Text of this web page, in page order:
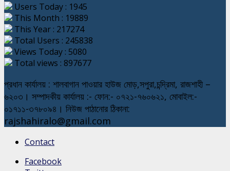
Users Today : 1945
This Month : 19889
This Year : 217274
Total Users : 245838
Views Today : 5080
Total views : 897677
প্রধান কার্যালয় : শালবাগান পাওয়ার হাউজ মোড়,সপুরা,চন্দ্রিমা, রাজশাহী –
৬২০৩। সম্পাদকীয় কার্যালয় :- ফোন:- ০৭২১-৭৬০৬২১, মোবাইল:-
০১৭১১-৩৭৮০৯৪। নিউজ পাঠানোর ঠিকানা:
rajshahiralo@gmail.com
Contact
Facebook